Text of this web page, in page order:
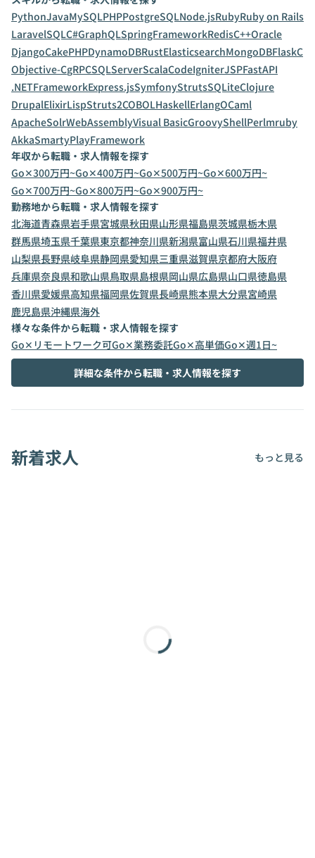
PythonJavaMySQLPHPPostgreSQLNode.jsRubyRuby on Rails
LaravelSQLC#GraphQLSpringFrameworkRedisC++Oracle
DjangoCakePHPDynamoDBRustElasticsearchMongoDBFlaskC
Objective-CgRPCSQLServerScalaCodeIgniterJSPFastAPI
.NETFrameworkExpress.jsSymfonyStrutsSQLiteClojure
DrupalElixirLispStruts2COBOLHaskellErlangOCaml
ApacheSolrWebAssemblyVisual BasicGroovyShellPerlmruby
AkkaSmartyPlayFramework
年収から転職・求人情報を探す
Go✕300万円~Go✕400万円~Go✕500万円~Go✕600万円~
Go✕700万円~Go✕800万円~Go✕900万円~
勤務地から転職・求人情報を探す
北海道青森県岩手県宮城県秋田県山形県福島県茨城県栃木県
群馬県埼玉県千葉県東京都神奈川県新潟県富山県石川県福井県
山梨県長野県岐阜県静岡県愛知県三重県滋賀県京都府大阪府
兵庫県奈良県和歌山県鳥取県島根県岡山県広島県山口県徳島県
香川県愛媛県高知県福岡県佐賀県長崎県熊本県大分県宮崎県
鹿児島県沖縄県海外
様々な条件から転職・求人情報を探す
Go✕リモートワーク可Go✕業務委託Go✕高単価Go✕週1日~
詳細な条件から転職・求人情報を探す
新着求人 もっと見る